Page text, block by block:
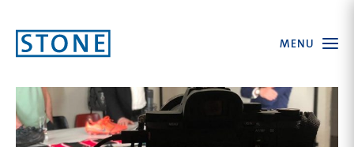
Ga
naar
Open
the
MENU